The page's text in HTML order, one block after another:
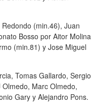
(min.46), Juan
Bosso por Aitor Molina
(min.81) y Jose Miguel
Tomas Gallardo, Sergio
Marc Olmedo,
Gary y Alejandro Pons.